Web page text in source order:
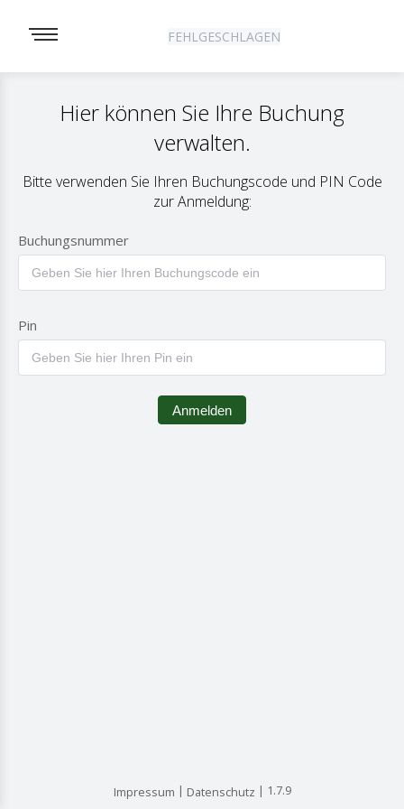
FEHLGESCHLAGEN
Hier können Sie Ihre Buchung
verwalten.
Bitte verwenden Sie Ihren Buchungscode und PIN Code
zur Anmeldung:
Buchungsnummer
Pin
Anmelden
Impressum Datenschutz 1.7.9